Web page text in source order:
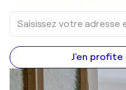
J'en profite